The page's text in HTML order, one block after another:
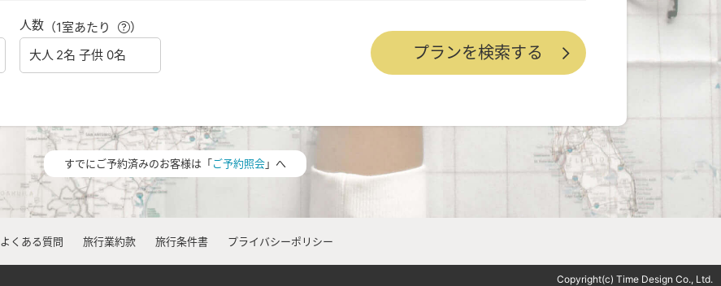
人数（1室あたり ）
すでにご予約済みのお客様は「ご予約照会」へ
よくある質問 旅行業約款 旅行条件書 プライバシーポリシー
Copyright(c) Time Design Co., Ltd.